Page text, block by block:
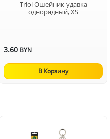
Triol Ошейник-удавка
однорядный, XS
3.60 BYN
В Корзину